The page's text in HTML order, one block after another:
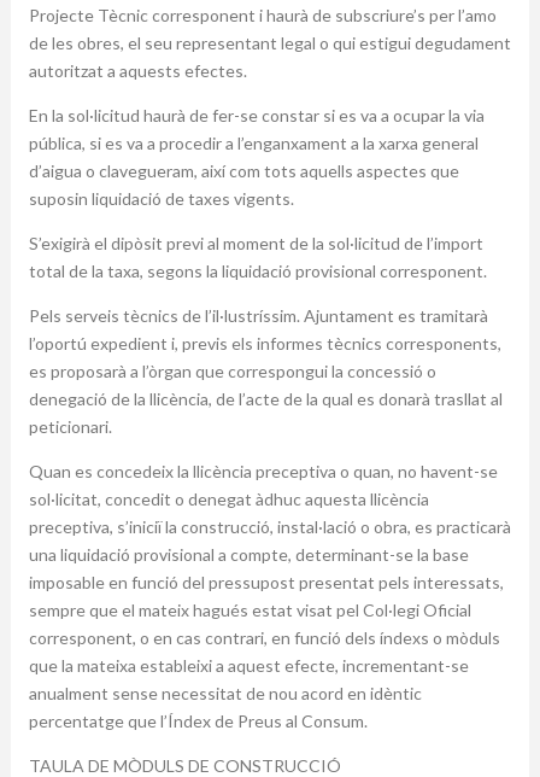
Projecte Tècnic corresponent i haurà de subscriure’s per l’amo
de les obres, el seu representant legal o qui estigui degudament
autoritzat a aquests efectes.
En la sol·licitud haurà de fer-se constar si es va a ocupar la via
pública, si es va a procedir a l’enganxament a la xarxa general
d’aigua o clavegueram, així com tots aquells aspectes que
suposin liquidació de taxes vigents.
S’exigirà el dipòsit previ al moment de la sol·licitud de l’import
total de la taxa, segons la liquidació provisional corresponent.
Pels serveis tècnics de l’il·lustríssim. Ajuntament es tramitarà
l’oportú expedient i, previs els informes tècnics corresponents,
es proposarà a l’òrgan que correspongui la concessió o
denegació de la llicència, de l’acte de la qual es donarà trasllat al
peticionari.
Quan es concedeix la llicència preceptiva o quan, no havent-se
sol·licitat, concedit o denegat àdhuc aquesta llicència
preceptiva, s’iniciï la construcció, instal·lació o obra, es practicarà
una liquidació provisional a compte, determinant-se la base
imposable en funció del pressupost presentat pels interessats,
sempre que el mateix hagués estat visat pel Col·legi Oficial
corresponent, o en cas contrari, en funció dels índexs o mòduls
que la mateixa estableixi a aquest efecte, incrementant-se
anualment sense necessitat de nou acord en idèntic
percentatge que l’Índex de Preus al Consum.
TAULA DE MÒDULS DE CONSTRUCCIÓ